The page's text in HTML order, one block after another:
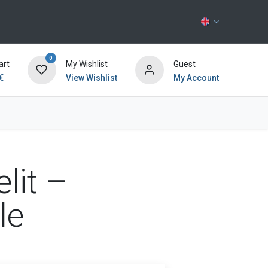
0
My Wishlist
View Wishlist
Guest
My Account
–